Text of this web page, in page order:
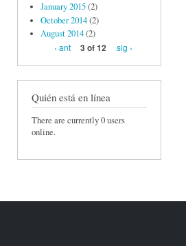
January 2015(2)
October 2014(2)
August 2014(2)
‹ ant
3 of 12 sig ›
Quién está en línea
There are currently 0 users
online.